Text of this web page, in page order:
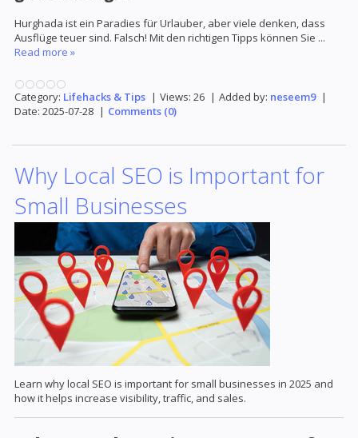
Hurghada ist ein Paradies für Urlauber, aber viele denken, dass
Ausflüge teuer sind. Falsch! Mit den richtigen Tipps können Sie ...
Read more »
Category: Lifehacks & Tips | Views: 26 | Added by: neseem9 |
Date: 2025-07-28 | Comments (0)
Why Local SEO is Important for
Small Businesses
Learn why local SEO is important for small businesses in 2025 and
how it helps increase visibility, traffic, and sales.